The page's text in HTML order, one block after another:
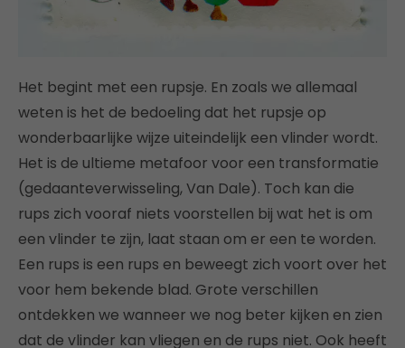
Het begint met een rupsje. En zoals we allemaal
weten is het de bedoeling dat het rupsje op
wonderbaarlijke wijze uiteindelijk een vlinder wordt.
Het is de ultieme metafoor voor een transformatie
(gedaanteverwisseling, Van Dale). Toch kan die
rups zich vooraf niets voorstellen bij wat het is om
een vlinder te zijn, laat staan om er een te worden.
Een rups is een rups en beweegt zich voort over het
voor hem bekende blad. Grote verschillen
ontdekken we wanneer we nog beter kijken en zien
dat de vlinder kan vliegen en de rups niet. Ook heeft